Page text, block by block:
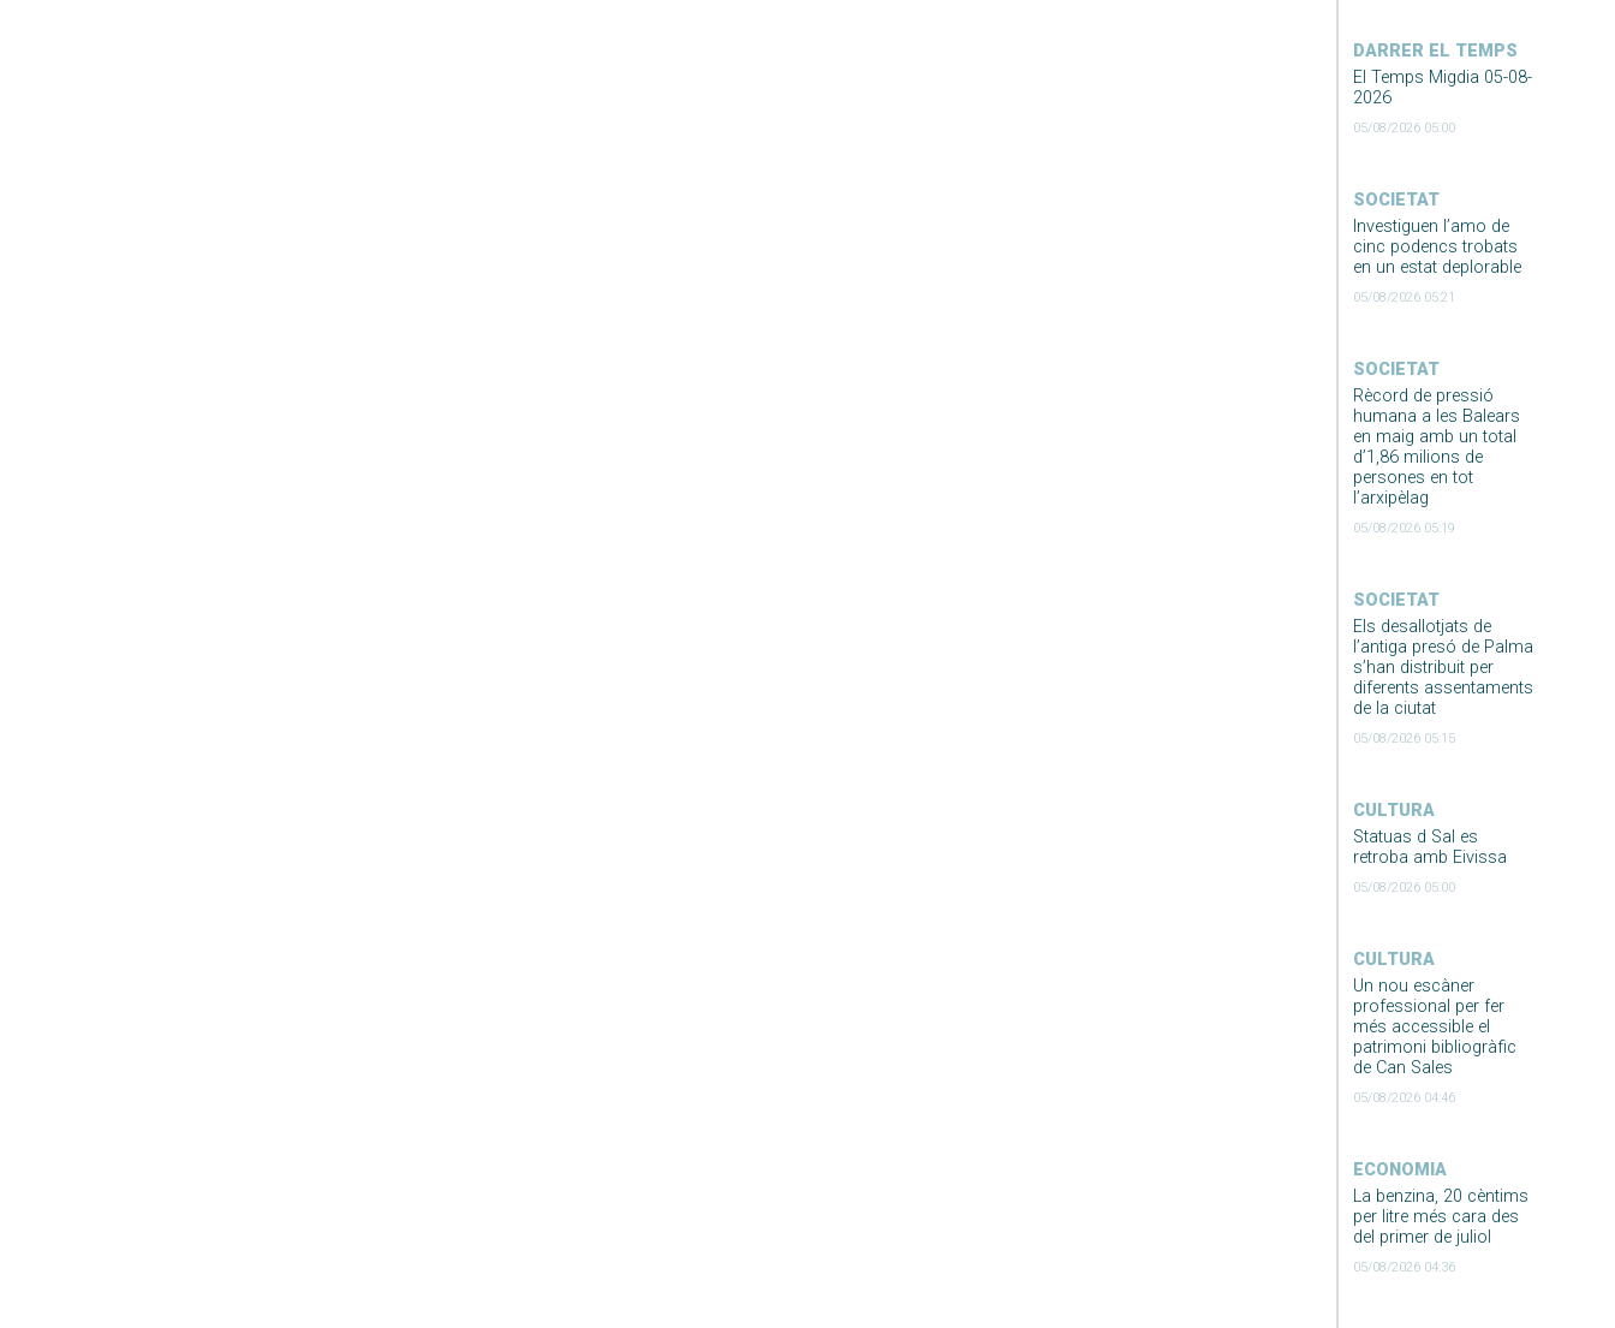
DARRER EL TEMPS
El Temps Migdia 05-08-
2026
05/08/2026 05:00
SOCIETAT
Investiguen l’amo de
cinc podencs trobats
en un estat deplorable
05/08/2026 05:21
SOCIETAT
Rècord de pressió
humana a les Balears
en maig amb un total
d’1,86 milions de
persones en tot
l’arxipèlag
05/08/2026 05:19
SOCIETAT
Els desallotjats de
l’antiga presó de Palma
s’han distribuit per
diferents assentaments
de la ciutat
05/08/2026 05:15
CULTURA
Statuas d Sal es
retroba amb Eivissa
05/08/2026 05:00
CULTURA
Un nou escàner
professional per fer
més accessible el
patrimoni bibliogràfic
de Can Sales
05/08/2026 04:46
ECONOMIA
La benzina, 20 cèntims
per litre més cara des
del primer de juliol
05/08/2026 04:36